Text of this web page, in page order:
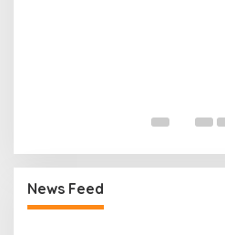
News Feed